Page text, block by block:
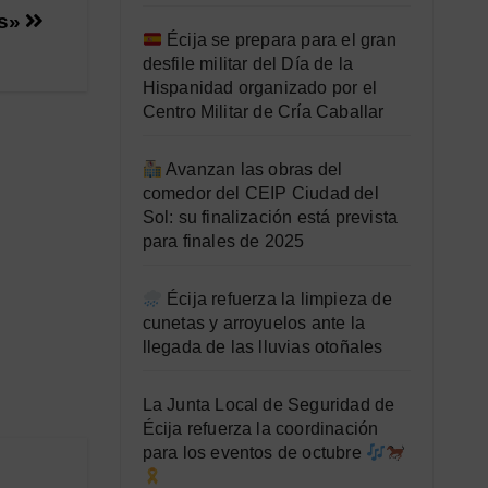
Écija se prepara para el gran
desfile militar del Día de la
Hispanidad organizado por el
Centro Militar de Cría Caballar
Avanzan las obras del
comedor del CEIP Ciudad del
Sol: su finalización está prevista
para finales de 2025
Écija refuerza la limpieza de
cunetas y arroyuelos ante la
llegada de las lluvias otoñales
La Junta Local de Seguridad de
Écija refuerza la coordinación
para los eventos de octubre